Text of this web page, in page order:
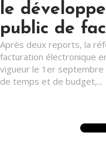
le
public de
Après deux reports, la
facturation électronique
vigueur le 1er septembre
de temps et de budget,...